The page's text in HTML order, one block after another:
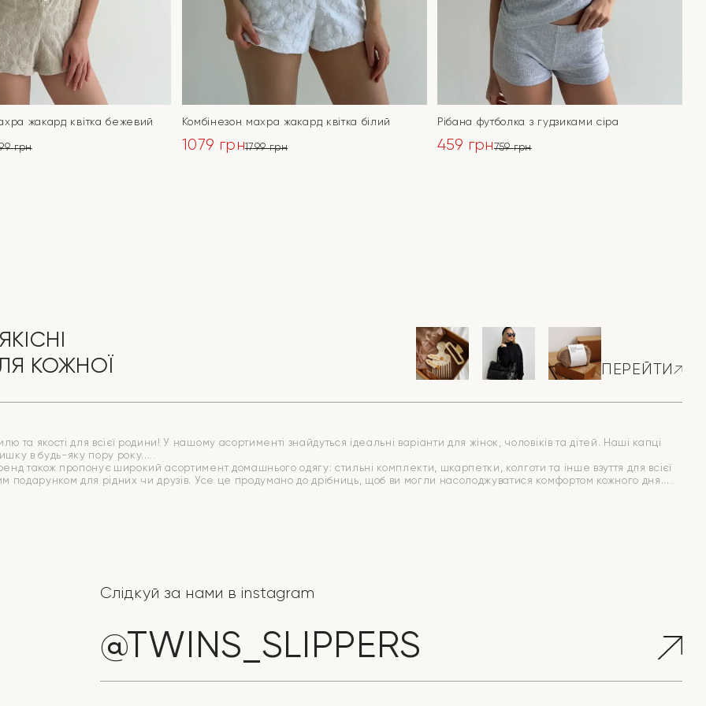
жакард квітка бежевий
грн
Комбінезон махра жакард квітка білий
1799грн
1079 грн
Рібана футболка з гудзиками сіра
759грн
459 грн
КОЖНОЇ
ПЕРЕЙТИ
якості для всієї родини! У нашому асортименті знайдуться ідеальні варіанти для жінок, чоловіків та дітей. Наші капці
в будь-яку пору року.
також пропонує широкий асортимент домашнього одягу: стильні комплекти, шкарпетки, колготи та інше взуття для всієї
подарунком для рідних чи друзів. Усе це продумано до дрібниць, щоб ви могли насолоджуватися комфортом кожного дня.
Слідкуй за нами в instagram
@TWINS_SLIPPERS